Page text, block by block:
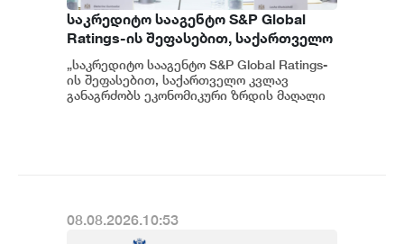
საკრედიტო სააგენტო S&P Global
Ratings-ის შეფასებით, საქართველო
კვლავ განაგრძობს ეკონომიკური
ზრდის მაღალი მაჩვენებლებისა და
ჯანსაღი ფისკალური პოლიტიკის
„საკრედიტო სააგენტო S&P Global Ratings-
ის შეფასებით, საქართველო კვლავ
განაგრძობს ეკონომიკური ზრდის მაღალი
08.08.2026.10:53